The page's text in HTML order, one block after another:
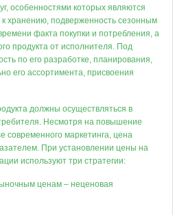
особенностями которых являются
к хранению, подверженность сезонным
факта покупки и потребления, а
продукта от исполнителя. Под
по его разработке, планирования,
его ассортимента, присвоения
должны осуществляться в
Несмотря на повышение
современного маркетинга, цена
При установлении цены на
используют три стратегии:
ценам – неценовая